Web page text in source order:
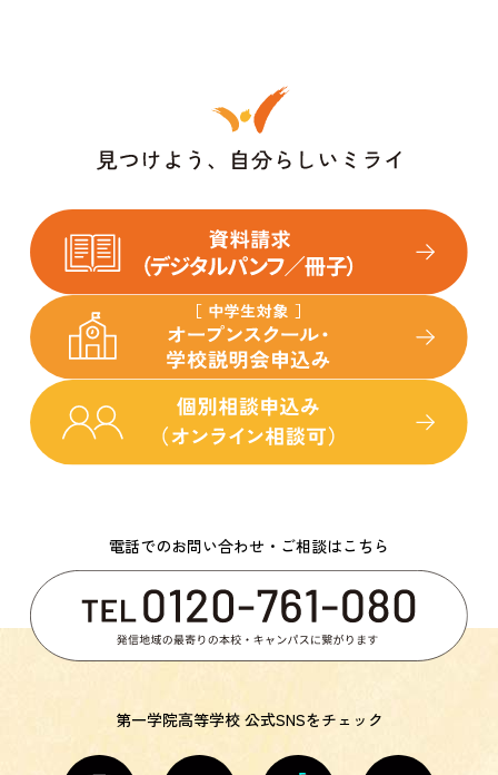
電話でのお問い合わせ・ご相談はこちら
第一学院高等学校 公式SNSをチェック